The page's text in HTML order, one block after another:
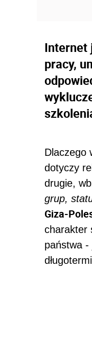
Internet
pracy,
Dlaczego
dotyczy
drugie,
grup,
Giza-
charakter
państwa -